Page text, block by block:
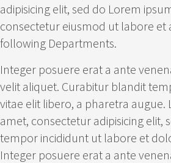
adipisicing elit, sed do Lorem
consectetur eiusmod ut labore et
following Departments.
Integer posuere erat a ante
velit aliquet. Curabitur blandit
vitae elit libero, a pharetra
amet, consectetur adipisicing elit,
tempor incididunt ut labore et
Integer posuere erat a ante